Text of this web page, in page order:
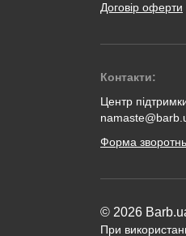
Договір оферти
Контакти:
Центр підтримки
Форма
© 2026
При